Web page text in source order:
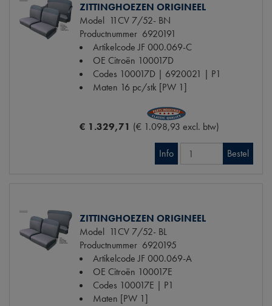
ZITTINGHOEZEN ORIGINEEL
Model 11CV 7/52- BN
Productnummer 6920191
Artikelcode JF000.069-C
OE Citroën 100017D
Codes 100017D | 6920021 | P1
Maten 16 pc/stk [PW 1]
€ 1.329,71 (€ 1.098,93 excl. btw)
Info Bestel
ZITTINGHOEZEN ORIGINEEL
Model 11CV 7/52- BL
Productnummer 6920195
Artikelcode JF000.069-A
OE Citroën 100017E
Codes 100017E | P1
Maten [PW 1]